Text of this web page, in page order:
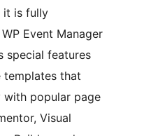
it is fully
Event Manager
special features
templates that
with popular page
Visual